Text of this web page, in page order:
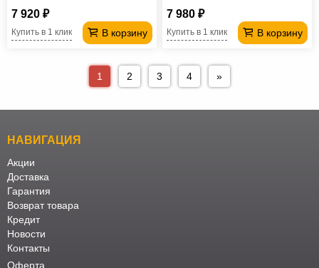
7 920 ₽
В корзину
Купить в 1 клик
7 980 ₽
В корзину
Купить в 1 клик
1 2 3 4 »
НАВИГАЦИЯ
Акции
Доставка
Гарантия
Возврат товара
Кредит
Новости
Контакты
Оферта